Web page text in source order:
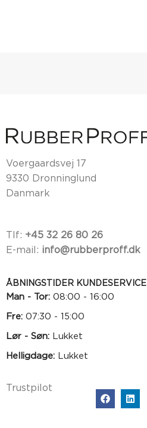
Voergaardsvej 17
9330 Dronninglund
Danmark
Tlf: +45 32 26 80 26
E-mail: info@rubberproff.dk
ÅBNINGSTIDER KUNDESERVICE
Man - Tor: 08:00 - 16:00
Fre: 07:30 - 15:00
Lør - Søn: Lukket
Helligdage: Lukket
Trustpilot